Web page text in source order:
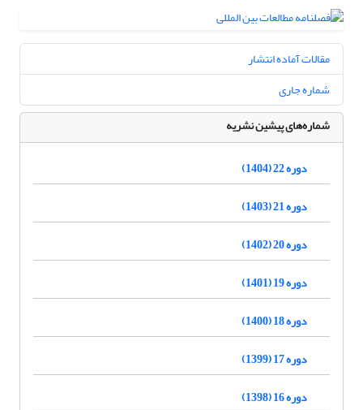
مقالات آماده انتشار
شماره جاری
شماره‌های پیشین نشریه
دوره 22 (1404)
دوره 21 (1403)
دوره 20 (1402)
دوره 19 (1401)
دوره 18 (1400)
دوره 17 (1399)
دوره 16 (1398)